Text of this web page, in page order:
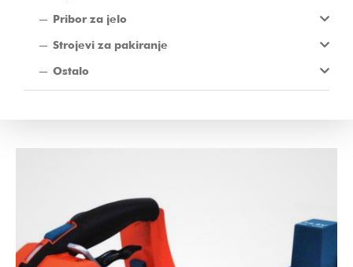
Pribor za jelo
Strojevi za pakiranje
Ostalo